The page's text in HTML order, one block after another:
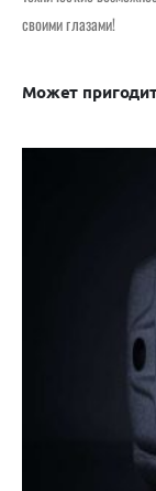
своими глазами!
Может